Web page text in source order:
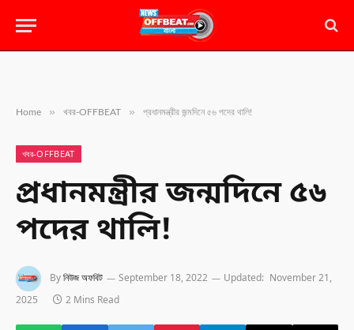
Home » খবর-OFFBEAT » প্রধানমন্ত্রীর জন্মদিনে ৫৬ পদের থালি!
খবর-OFFBEAT
প্রধানমন্ত্রীর জন্মদিনে ৫৬
পদের থালি!
Byনিউজ অফবিট September 18, 2022 Updated: November 21,
2025
2 Mins Read